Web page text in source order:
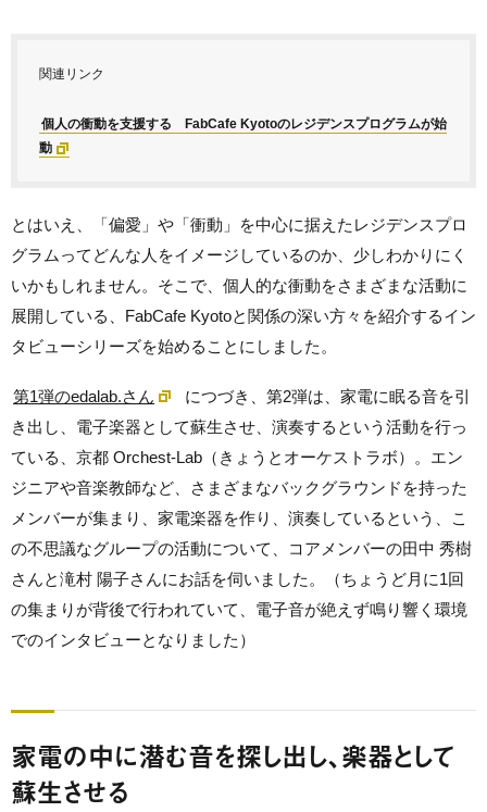
関連リンク
個人の衝動を支援する FabCafe Kyotoのレジデンスプログラムが始
動
とはいえ、「偏愛」や「衝動」を中心に据えたレジデンスプロ
グラムってどんな人をイメージしているのか、少しわかりにく
いかもしれません。そこで、個人的な衝動をさまざまな活動に
展開している、FabCafe Kyotoと関係の深い方々を紹介するイン
タビューシリーズを始めることにしました。
第1弾のedalab.さん
につづき、第2弾は、家電に眠る音を引
き出し、電子楽器として蘇生させ、演奏するという活動を行っ
ている、京都 Orchest-Lab（きょうとオーケストラボ）。エン
ジニアや音楽教師など、さまざまなバックグラウンドを持った
メンバーが集まり、家電楽器を作り、演奏しているという、こ
の不思議なグループの活動について、コアメンバーの田中 秀樹
さんと滝村 陽子さんにお話を伺いました。（ちょうど月に1回
の集まりが背後で行われていて、電子音が絶えず鳴り響く環境
でのインタビューとなりました）
家電の中に潜む音を探し出し、楽器として
蘇生させる